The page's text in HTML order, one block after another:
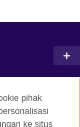
pihak
ke situs